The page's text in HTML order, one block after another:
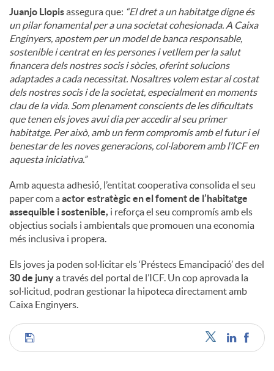
Juanjo Llopisassegura que: “El dret a un habitatge digne és
un pilar fonamental per a una societat cohesionada. A Caixa
Enginyers, apostem per un model de banca responsable,
sostenible i centrat en les persones i vetllem per la salut
financera dels nostres socis i sòcies, oferint solucions
adaptades a cada necessitat. Nosaltres volem estar al costat
dels nostres socis i de la societat, especialment en moments
clau de la vida. Som plenament conscients de les dificultats
que tenen els joves avui dia per accedir al seu primer
habitatge. Per això, amb un ferm compromís amb el futur i el
benestar de les noves generacions, col·laborem amb l’ICF en
aquesta iniciativa.”
Amb aquesta adhesió, l’entitat cooperativa consolida el seu
paper com aactor estratègic en el foment de l’habitatge
assequible i sostenible, i reforça el seu compromís amb els
objectius socials i ambientals que promouen una economia
més inclusiva i propera.
Els joves ja poden sol·licitar els ‘Préstecs Emancipació’ des del
30 de junya través del portal de l’ICF. Un cop aprovada la
sol·licitud, podran gestionar la hipoteca directament amb
Caixa Enginyers.
C